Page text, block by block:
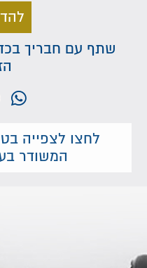
שתף עם חבריך
לחצו לצפייה
המשודר